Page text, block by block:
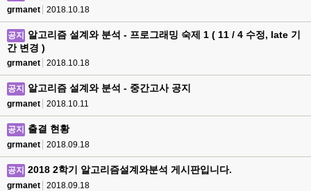
grmanet 2018.10.18
공지
알고리즘 설계와 분석 - 프로그래밍 숙제 1 ( 11 / 4 수정, late 기
간 변경 )
grmanet 2018.10.18
공지 알고리즘 설계와 분석 - 중간고사 공지
grmanet 2018.10.11
공지 출결 현황
grmanet 2018.09.18
공지 2018 2학기 알고리즘설계와분석 게시판입니다.
grmanet 2018.09.18